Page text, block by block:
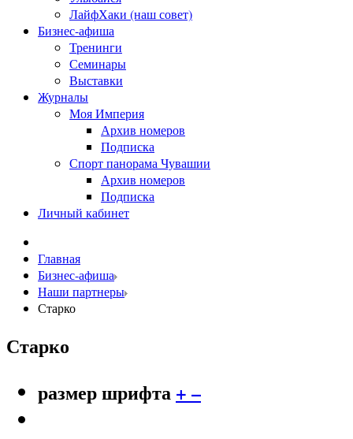
ЛайфХаки (наш совет)
Бизнес-афиша
Тренинги
Семинары
Выставки
Журналы
Моя Империя
Архив номеров
Подписка
Спорт панорама Чувашии
Архив номеров
Подписка
Личный кабинет
Главная
Бизнес-афиша
Наши партнеры
Старко
Старко
размер шрифта + –